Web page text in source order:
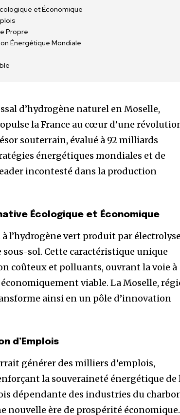
et Économique
Propre
Énergétique Mondiale
d’hydrogène naturel en Moselle,
la France au cœur d’une
souterrain, évalué à 92 milliards
énergétiques mondiales et de
incontesté dans la production
Écologique et Économique
l’hydrogène vert produit par
sol. Cette caractéristique unique
coûteux et polluants, ouvrant la voie à
viable. La Moselle,
ainsi en un pôle d’innovation
d’Emplois
générer des milliers d’emplois,
la souveraineté énergétique de
dépendante des industries du
nouvelle ère de prospérité économique.